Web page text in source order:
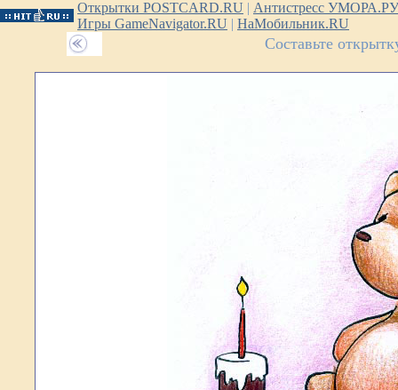
Открытки POSTCARD.RU | Антистресс УМОРА.РУ
Игры GameNavigator.RU | НаМобильник.RU
Составьте